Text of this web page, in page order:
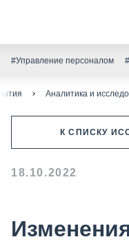
#Управление персоналом
Аналитика и
К СПИСКУ
18.10.2022